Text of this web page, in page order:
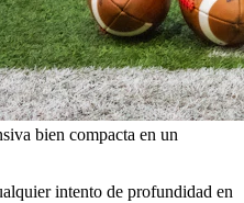
bien compacta en un
intento de profundidad en